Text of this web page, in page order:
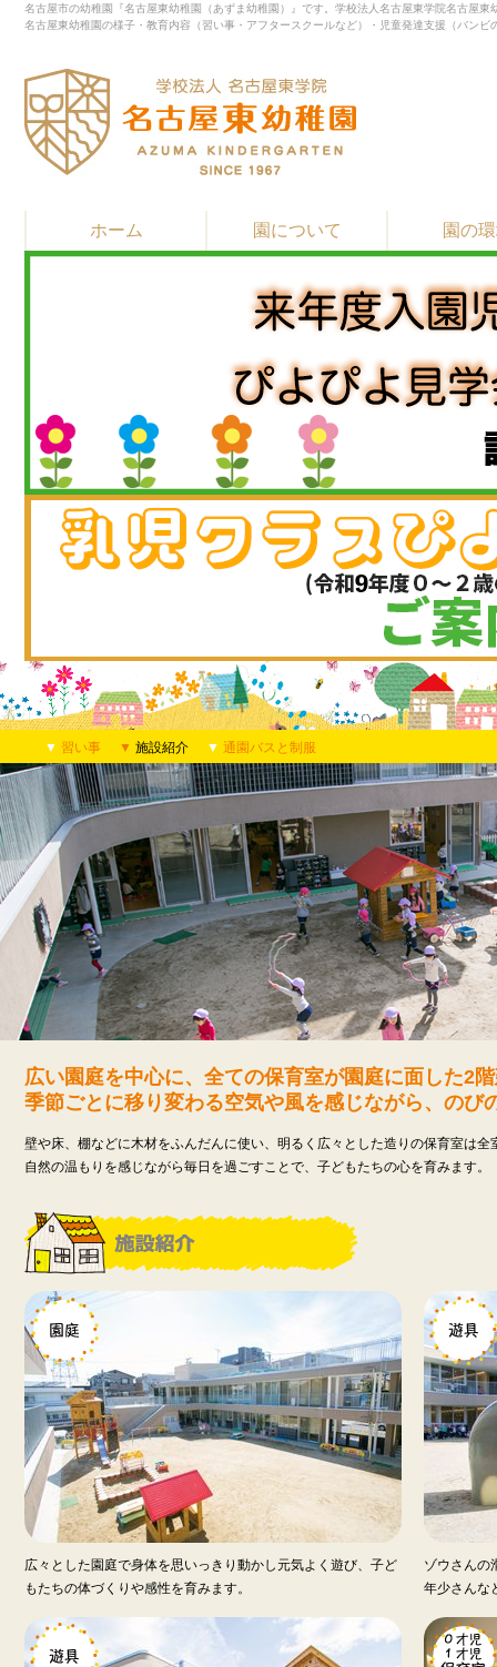
名古屋市の幼稚園『名古屋東幼稚園（あずま幼稚園）』です。学校法人名古屋東学院名古屋
名古屋東幼稚園の様子・教育内容（習い事・アフタースクールなど）・児童発達支援（バン
ホーム 園について 園の
▼ 習い事 ▼ 施設紹介 ▼ 通園バスと制服
広い園庭を中心に、全ての保育室が園庭に面した2
季節ごとに移り変わる空気や風を感じながら、のび
壁や床、棚などに木材をふんだんに使い、明るく広々とした造りの保育室は全
自然の温もりを感じながら毎日を過ごすことで、子どもたちの心を育みます。
広々とした園庭で身体を思いっきり動かし元気よく遊び、子ど
もたちの体づくりや感性を育みます。
ゾウさんの
年少さんな